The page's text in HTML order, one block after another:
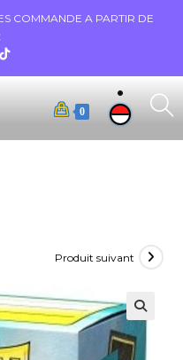
COMMANDE A PARTIR DE
0
Produit suivant